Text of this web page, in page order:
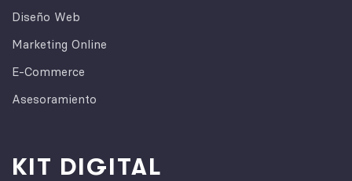
Diseño Web
Marketing Online
E-Commerce
Asesoramiento
KIT DIGITAL